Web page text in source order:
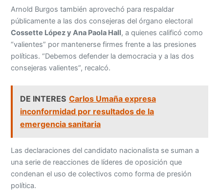
Arnold Burgos también aprovechó para respaldar
públicamente a las dos consejeras del órgano electoral
Cossette López y Ana Paola Hall, a quienes calificó como
“valientes” por mantenerse firmes frente a las presiones
políticas. “Debemos defender la democracia y a las dos
consejeras valientes”, recalcó.
DE INTERES Carlos Umaña expresa
inconformidad por resultados de la
emergencia sanitaria
Las declaraciones del candidato nacionalista se suman a
una serie de reacciones de líderes de oposición que
condenan el uso de colectivos como forma de presión
política.